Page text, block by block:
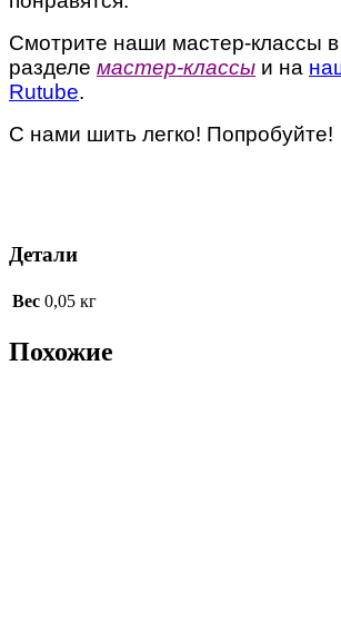
Смотрите наши мастер-классы в
разделе мастер-классы и на
Rutube.
С нами шить легко! Попробуйте!
Детали
Вес 0,05 кг
Похожие